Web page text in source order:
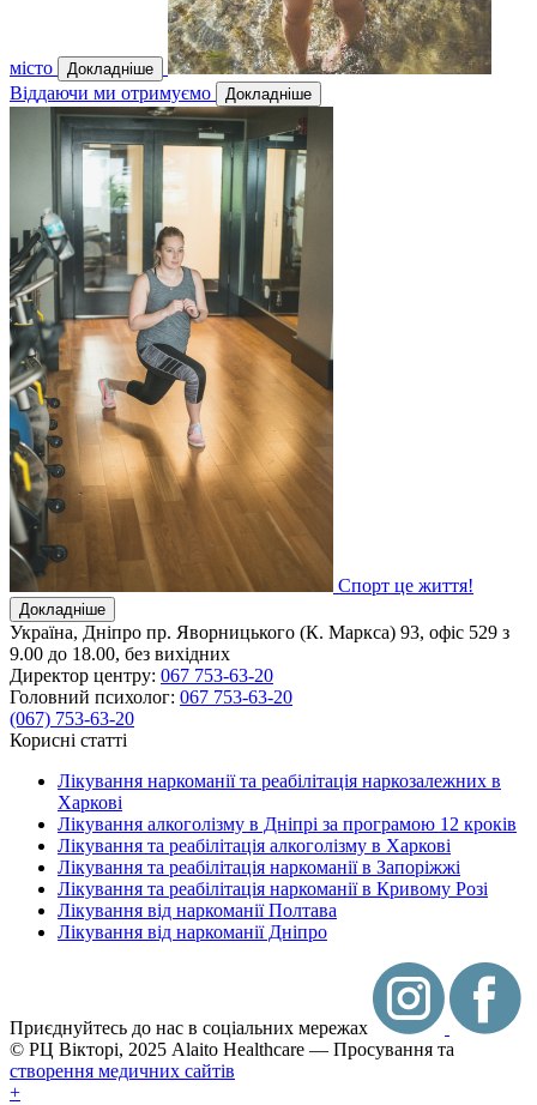
місто Докладніше
Віддаючи ми отримуємо Докладніше
Спорт це життя!
Докладніше
Україна, Дніпро пр. Яворницького (К. Маркса) 93, офіс 529 з
9.00 до 18.00, без вихідних
Директор центру: 067 753-63-20
Головний психолог: 067 753-63-20
(067) 753-63-20
Корисні статті
Лікування наркоманії та реабілітація наркозалежних в
Харкові
Лікування алкоголізму в Дніпрі за програмою 12 кроків
Лікування та реабілітація алкоголізму в Харкові
Лікування та реабілітація наркоманії в Запоріжжі
Лікування та реабілітація наркоманії в Кривому Розі
Лікування від наркоманії Полтава
Лікування від наркоманії Дніпро
Приєднуйтесь до нас в соціальних мережах
© РЦ Вікторі, 2025 Alaito Healthcare — Просування та
створення медичних сайтів
+